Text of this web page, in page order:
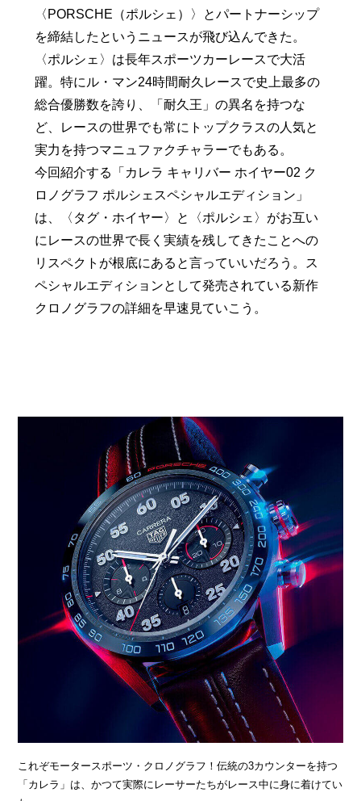
〈PORSCHE（ポルシェ）〉とパートナーシップ
を締結したというニュースが飛び込んできた。
〈ポルシェ〉は長年スポーツカーレースで大活
躍。特にル・マン24時間耐久レースで史上最多の
総合優勝数を誇り、「耐久王」の異名を持つな
ど、レースの世界でも常にトップクラスの人気と
実力を持つマニュファクチャラーでもある。
今回紹介する「カレラ キャリバー ホイヤー02 ク
ロノグラフ ポルシェスペシャルエディション」
は、〈タグ・ホイヤー〉と〈ポルシェ〉がお互い
にレースの世界で長く実績を残してきたことへの
リスペクトが根底にあると言っていいだろう。ス
ペシャルエディションとして発売されている新作
クロノグラフの詳細を早速見ていこう。
これぞモータースポーツ・クロノグラフ！伝統の3カウンターを持つ
「カレラ」は、かつて実際にレーサーたちがレース中に身に着けてい